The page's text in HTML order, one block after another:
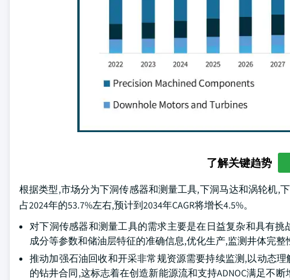
了解关键趋势
根据类型,市场分为下洞传感器和测量工具,下洞马达和涡轮机,
占2024年的53.7%左右,预计到2034年CAGR将增长4.5%。
对下洞传感器和测量工具的需求主要是在日益复杂和具有
成分等参数和储油层特征的准确信息,优化生产,监测井体完整
推动加强石油回收和开采非常规资源需要持续监测,以动态理
的钻井合同,这标志着在创造新能源流和支持ADNOC满足不